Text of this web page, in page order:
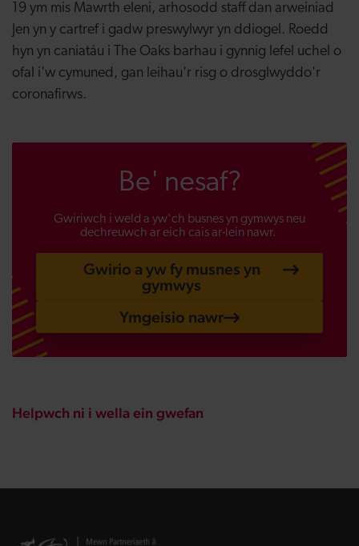
19 ym mis Mawrth eleni, arhosodd staff dan arweiniad
Jen yn y cartref i gadw preswylwyr yn ddiogel. Roedd
hyn yn caniatáu i The Oaks barhau i gynnig lefel uchel o
ofal i'w cymuned, gan leihau'r risg o drosglwyddo'r
coronafirws.
Be' nesaf?
Gwiriwch i weld a yw'ch busnes yn gymwys neu
dechreuwch ar eich cais ar-lein nawr.
Gwirio a yw fy musnes yn
gymwys
Ymgeisio nawr
Helpwch ni i wella ein gwefan